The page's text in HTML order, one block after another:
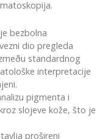
bezbolna
dio pregleda
standardnog
interpretacije
pigmenta i
slojeve kože, što je
prošireni